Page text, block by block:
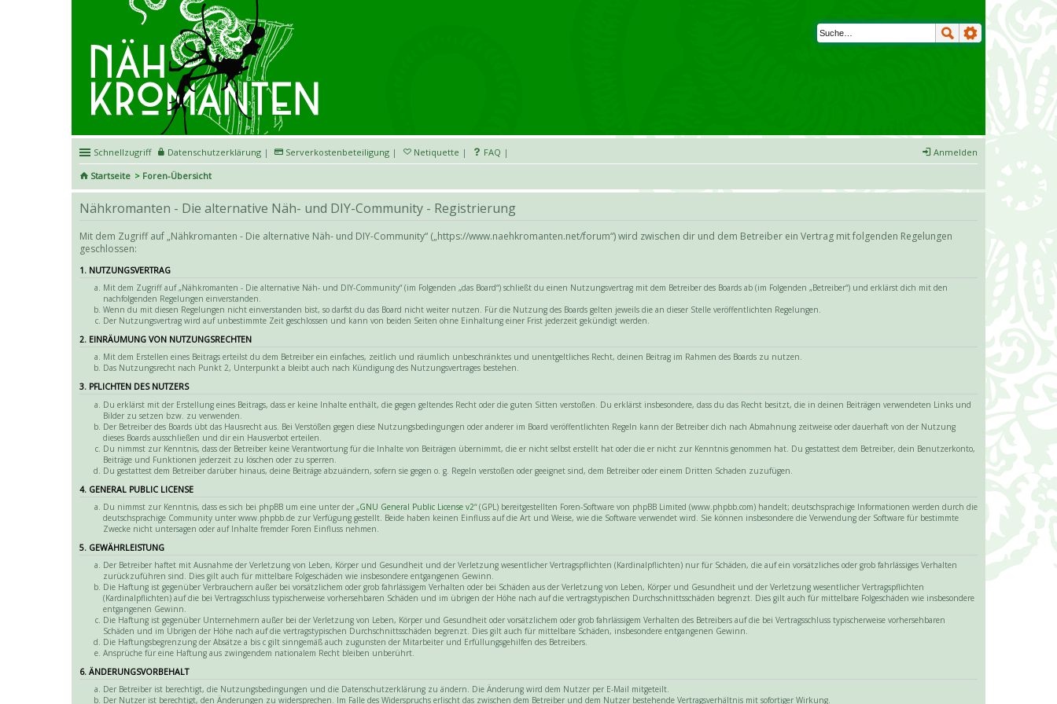
Schnellzugriff Datenschutzerklärung | Serverkostenbeteiligung | Netiquette | FAQ |
Anmelden
Startseite
Foren-Übersicht
Nähkromanten - Die alternative Näh- und DIY-Community - Registrierung
Mit dem Zugriff auf „Nähkromanten - Die alternative Näh- und DIY-Community“ („https://www.naehkromanten.net/forum“) wird zwischen dir und dem Betreiber ein Vertrag mit folgenden Regelungen
geschlossen:
1. NUTZUNGSVERTRAG
Mit dem Zugriff auf „Nähkromanten - Die alternative Näh- und DIY-Community“ (im Folgenden „das Board“) schließt du einen Nutzungsvertrag mit dem Betreiber des Boards ab (im Folgenden „Betreiber“) und erklärst dich mit den
nachfolgenden Regelungen einverstanden.
Wenn du mit diesen Regelungen nicht einverstanden bist, so darfst du das Board nicht weiter nutzen. Für die Nutzung des Boards gelten jeweils die an dieser Stelle veröffentlichten Regelungen.
Der Nutzungsvertrag wird auf unbestimmte Zeit geschlossen und kann von beiden Seiten ohne Einhaltung einer Frist jederzeit gekündigt werden.
2. EINRÄUMUNG VON NUTZUNGSRECHTEN
Mit dem Erstellen eines Beitrags erteilst du dem Betreiber ein einfaches, zeitlich und räumlich unbeschränktes und unentgeltliches Recht, deinen Beitrag im Rahmen des Boards zu nutzen.
Das Nutzungsrecht nach Punkt 2, Unterpunkt a bleibt auch nach Kündigung des Nutzungsvertrages bestehen.
3. PFLICHTEN DES NUTZERS
Du erklärst mit der Erstellung eines Beitrags, dass er keine Inhalte enthält, die gegen geltendes Recht oder die guten Sitten verstoßen. Du erklärst insbesondere, dass du das Recht besitzt, die in deinen Beiträgen verwendeten Links und
Bilder zu setzen bzw. zu verwenden.
Der Betreiber des Boards übt das Hausrecht aus. Bei Verstößen gegen diese Nutzungsbedingungen oder anderer im Board veröffentlichten Regeln kann der Betreiber dich nach Abmahnung zeitweise oder dauerhaft von der Nutzung
dieses Boards ausschließen und dir ein Hausverbot erteilen.
Du nimmst zur Kenntnis, dass der Betreiber keine Verantwortung für die Inhalte von Beiträgen übernimmt, die er nicht selbst erstellt hat oder die er nicht zur Kenntnis genommen hat. Du gestattest dem Betreiber, dein Benutzerkonto,
Beiträge und Funktionen jederzeit zu löschen oder zu sperren.
Du gestattest dem Betreiber darüber hinaus, deine Beiträge abzuändern, sofern sie gegen o. g. Regeln verstoßen oder geeignet sind, dem Betreiber oder einem Dritten Schaden zuzufügen.
4. GENERAL PUBLIC LICENSE
Du nimmst zur Kenntnis, dass es sich bei phpBB um eine unter der „GNU General Public License v2“ (GPL) bereitgestellten Foren-Software von phpBB Limited (www.phpbb.com) handelt; deutschsprachige Informationen werden durch die
deutschsprachige Community unter www.phpbb.de zur Verfügung gestellt. Beide haben keinen Einfluss auf die Art und Weise, wie die Software verwendet wird. Sie können insbesondere die Verwendung der Software für bestimmte
Zwecke nicht untersagen oder auf Inhalte fremder Foren Einfluss nehmen.
5. GEWÄHRLEISTUNG
Der Betreiber haftet mit Ausnahme der Verletzung von Leben, Körper und Gesundheit und der Verletzung wesentlicher Vertragspflichten (Kardinalpflichten) nur für Schäden, die auf ein vorsätzliches oder grob fahrlässiges Verhalten
zurückzuführen sind. Dies gilt auch für mittelbare Folgeschäden wie insbesondere entgangenen Gewinn.
Die Haftung ist gegenüber Verbrauchern außer bei vorsätzlichem oder grob fahrlässigem Verhalten oder bei Schäden aus der Verletzung von Leben, Körper und Gesundheit und der Verletzung wesentlicher Vertragspflichten
(Kardinalpflichten) auf die bei Vertragsschluss typischerweise vorhersehbaren Schäden und im übrigen der Höhe nach auf die vertragstypischen Durchschnittsschäden begrenzt. Dies gilt auch für mittelbare Folgeschäden wie insbesondere
entgangenen Gewinn.
Die Haftung ist gegenüber Unternehmern außer bei der Verletzung von Leben, Körper und Gesundheit oder vorsätzlichem oder grob fahrlässigem Verhalten des Betreibers auf die bei Vertragsschluss typischerweise vorhersehbaren
Schäden und im Übrigen der Höhe nach auf die vertragstypischen Durchschnittsschäden begrenzt. Dies gilt auch für mittelbare Schäden, insbesondere entgangenen Gewinn.
Die Haftungsbegrenzung der Absätze a bis c gilt sinngemäß auch zugunsten der Mitarbeiter und Erfüllungsgehilfen des Betreibers.
Ansprüche für eine Haftung aus zwingendem nationalem Recht bleiben unberührt.
6. ÄNDERUNGSVORBEHALT
Der Betreiber ist berechtigt, die Nutzungsbedingungen und die Datenschutzerklärung zu ändern. Die Änderung wird dem Nutzer per E-Mail mitgeteilt.
Der Nutzer ist berechtigt, den Änderungen zu widersprechen. Im Falle des Widerspruchs erlischt das zwischen dem Betreiber und dem Nutzer bestehende Vertragsverhältnis mit sofortiger Wirkung.